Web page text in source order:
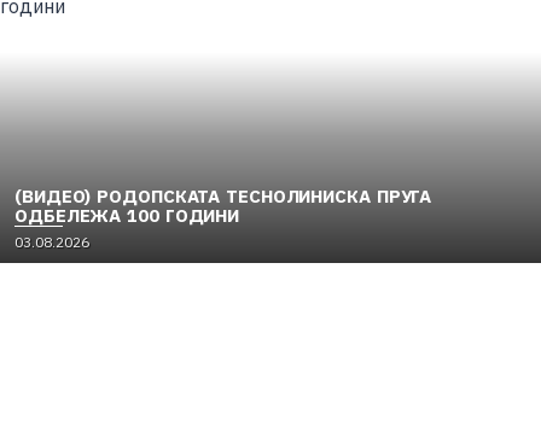
(ВИДЕО) РОДОПСКАТА ТЕСНОЛИНИСКА ПРУГА
ОДБЕЛЕЖА 100 ГОДИНИ
03.08.2026